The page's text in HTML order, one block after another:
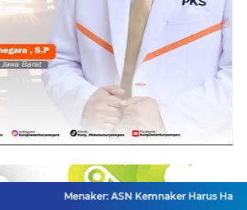
Menaker: ASN Kemnaker Harus Hadirkan Dampak